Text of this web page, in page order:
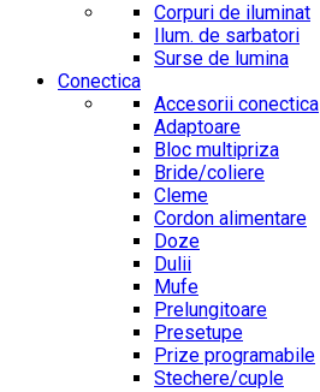
Corpuri de iluminat
Ilum. de sarbatori
Surse de lumina
Conectica
Accesorii conectica
Adaptoare
Bloc multipriza
Bride/coliere
Cleme
Cordon alimentare
Doze
Dulii
Mufe
Prelungitoare
Presetupe
Prize programabile
Stechere/cuple